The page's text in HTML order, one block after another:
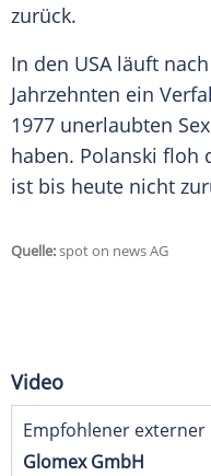
zurück.
In den USA läuft
Jahrzehnten ein
1977 unerlaubten
haben. Polanski floh
ist bis heute nicht
Quelle:spot on news AG
Video
Empfohlener externer
Glomex GmbH